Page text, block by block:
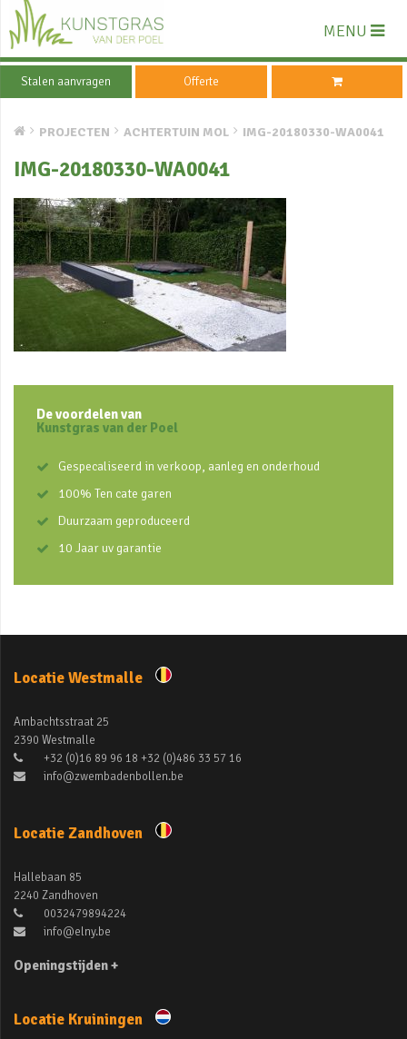
MENU
Stalen aanvragen Offerte
PROJECTEN ACHTERTUIN MOL IMG-20180330-WA0041
IMG-20180330-WA0041
De voordelen van
Kunstgras van der Poel
Gespecaliseerd in verkoop, aanleg en onderhoud
100% Ten cate garen
Duurzaam geproduceerd
10 Jaar uv garantie
Locatie Westmalle
Ambachtsstraat 25
2390 Westmalle
+32 (0)16 89 96 18 +32 (0)486 33 57 16
info@zwembadenbollen.be
Locatie Zandhoven
Hallebaan 85
2240 Zandhoven
0032479894224
info@elny.be
Openingstijden +
Locatie Kruiningen